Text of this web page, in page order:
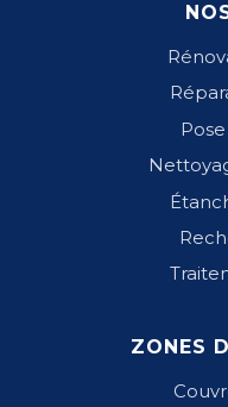
ZONES